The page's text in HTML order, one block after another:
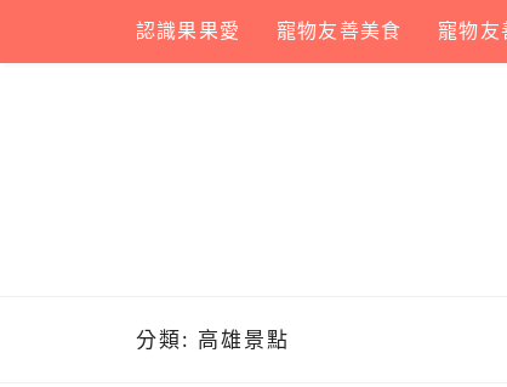
content
認識果果愛 寵物友善美食 寵物友
分類: 高雄景點